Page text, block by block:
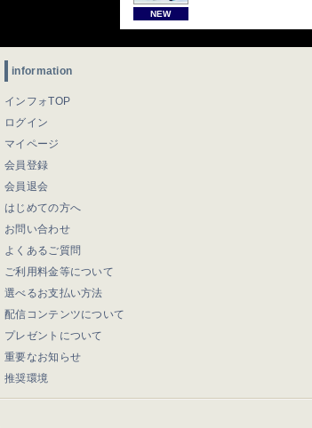
NEW
information
インフォTOP
ログイン
マイページ
会員登録
会員退会
はじめての方へ
お問い合わせ
よくあるご質問
ご利用料金等について
選べるお支払い方法
配信コンテンツについて
プレゼントについて
重要なお知らせ
推奨環境